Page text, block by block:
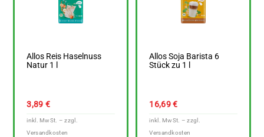
Allos Reis Haselnuss
Natur 1 l
3,89 €
Allos Soja Barista 6
Stück zu 1 l
16,69€